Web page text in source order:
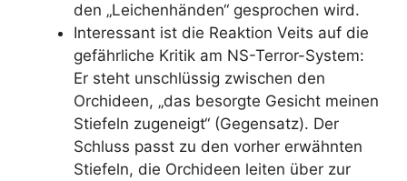
den „Leichenhänden“ gesprochen wird.
Interessant ist die Reaktion Veits auf die
gefährliche Kritik am NS-Terror-System:
Er steht unschlüssig zwischen den
Orchideen, „das besorgte Gesicht meinen
Stiefeln zugeneigt“ (Gegensatz). Der
Schluss passt zu den vorher erwähnten
Stiefeln, die Orchideen leiten über zur